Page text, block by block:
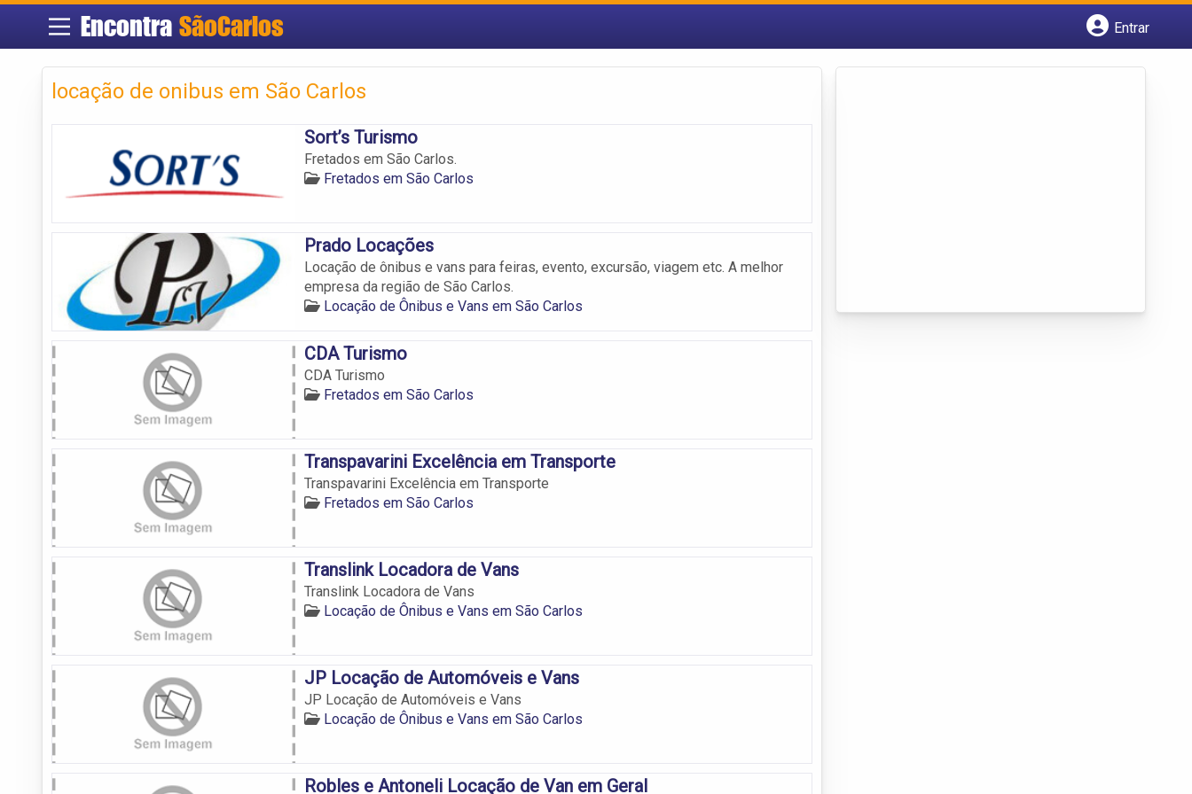
Encontra SãoCarlos
Entrar
locação de onibus em São Carlos
Sort’s Turismo
Fretados em São Carlos.
Fretados em São Carlos
Prado Locações
Locação de ônibus e vans para feiras, evento, excursão, viagem etc. A melhor
empresa da região de São Carlos.
Locação de Ônibus e Vans em São Carlos
CDA Turismo
CDA Turismo
Fretados em São Carlos
Transpavarini Excelência em Transporte
Transpavarini Excelência em Transporte
Fretados em São Carlos
Translink Locadora de Vans
Translink Locadora de Vans
Locação de Ônibus e Vans em São Carlos
JP Locação de Automóveis e Vans
JP Locação de Automóveis e Vans
Locação de Ônibus e Vans em São Carlos
Robles e Antoneli Locação de Van em Geral